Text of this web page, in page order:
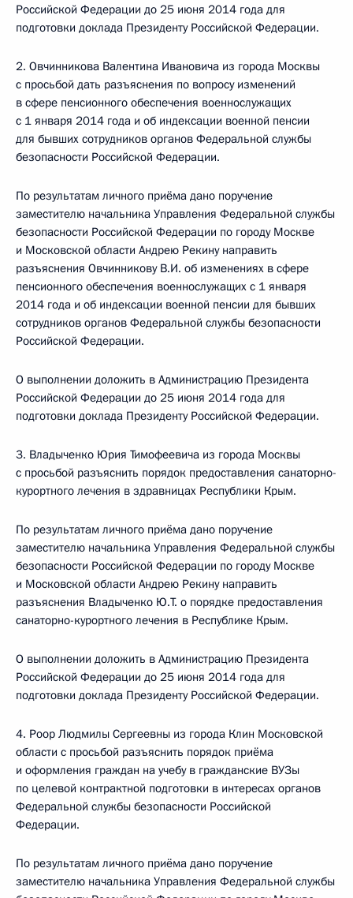
Российской Федерации до 25 июня 2014 года для
подготовки доклада Президенту Российской Федерации.
2. Овчинникова Валентина Ивановича из города Москвы
с просьбой дать разъяснения по вопросу изменений
в сфере пенсионного обеспечения военнослужащих
с 1 января 2014 года и об индексации военной пенсии
для бывших сотрудников органов Федеральной службы
безопасности Российской Федерации.
По результатам личного приёма дано поручение
заместителю начальника Управления Федеральной службы
безопасности Российской Федерации по городу Москве
и Московской области Андрею Рекину направить
разъяснения Овчинникову В.И. об изменениях в сфере
пенсионного обеспечения военнослужащих с 1 января
2014 года и об индексации военной пенсии для бывших
сотрудников органов Федеральной службы безопасности
Российской Федерации.
О выполнении доложить в Администрацию Президента
Российской Федерации до 25 июня 2014 года для
подготовки доклада Президенту Российской Федерации.
3. Владыченко Юрия Тимофеевича из города Москвы
с просьбой разъяснить порядок предоставления санаторно-
курортного лечения в здравницах Республики Крым.
По результатам личного приёма дано поручение
заместителю начальника Управления Федеральной службы
безопасности Российской Федерации по городу Москве
и Московской области Андрею Рекину направить
разъяснения Владыченко Ю.Т. о порядке предоставления
санаторно-курортного лечения в Республике Крым.
О выполнении доложить в Администрацию Президента
Российской Федерации до 25 июня 2014 года для
подготовки доклада Президенту Российской Федерации.
4. Роор Людмилы Сергеевны из города Клин Московской
области с просьбой разъяснить порядок приёма
и оформления граждан на учебу в гражданские ВУЗы
по целевой контрактной подготовки в интересах органов
Федеральной службы безопасности Российской
Федерации.
По результатам личного приёма дано поручение
заместителю начальника Управления Федеральной службы